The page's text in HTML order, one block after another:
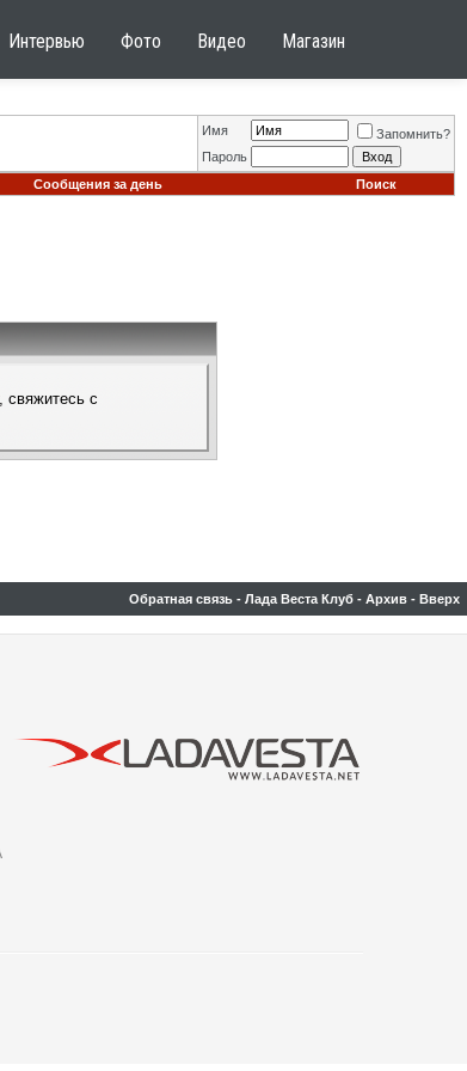
Интервью Фото Видео Магазин
Имя
Запомнить?
Пароль
Сообщения за день Поиск
свяжитесь с
Обратная связь - Лада Веста Клуб - Архив - Вверх